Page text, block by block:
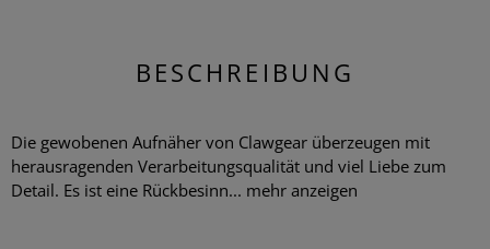
BESCHREIBUNG
Die gewobenen Aufnäher von Clawgear überzeugen mit
herausragenden Verarbeitungsqualität und viel Liebe zum
Detail. Es ist eine Rückbesinn... mehr anzeigen